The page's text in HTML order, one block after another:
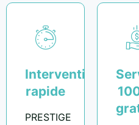
Intervention
rapide
PRESTIGE